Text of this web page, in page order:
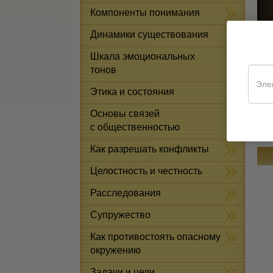
Компоненты понимания
Динамики существования
Шкала эмоциональных
тонов
Этика и состояния
Основы связей
с общественностью
Как разрешать конфликты
Целостность и честность
Расследования
Супружество
Как противостоять опасному
окружению